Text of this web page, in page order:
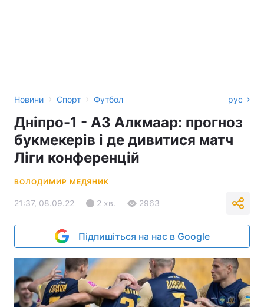
Новини › Спорт › Футбол рус
Дніпро-1 - АЗ Алкмаар: прогноз
букмекерів і де дивитися матч
Ліги конференцій
ВОЛОДИМИР МЕДЯНИК
21:37, 08.09.22 2 хв. 2963
Підпишіться на нас в Google